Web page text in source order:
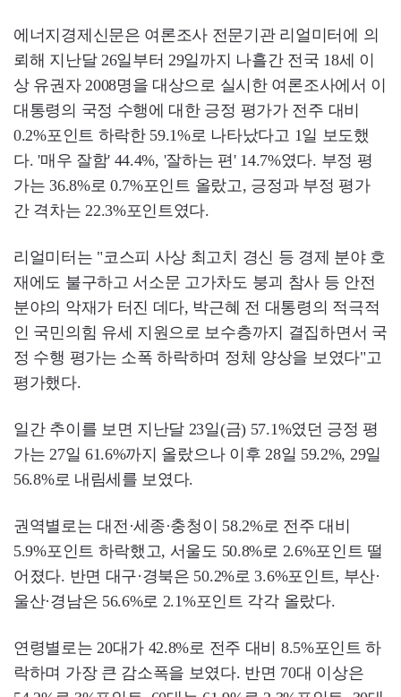
에너지경제신문은 여론조사 전문기관 리얼미터에 의
뢰해 지난달 26일부터 29일까지 나흘간 전국 18세 이
상 유권자 2008명을 대상으로 실시한 여론조사에서 이
대통령의 국정 수행에 대한 긍정 평가가 전주 대비
0.2%포인트 하락한 59.1%로 나타났다고 1일 보도했
다. '매우 잘함' 44.4%, '잘하는 편' 14.7%였다. 부정 평
가는 36.8%로 0.7%포인트 올랐고, 긍정과 부정 평가
간 격차는 22.3%포인트였다.
리얼미터는 "코스피 사상 최고치 경신 등 경제 분야 호
재에도 불구하고 서소문 고가차도 붕괴 참사 등 안전
분야의 악재가 터진 데다, 박근혜 전 대통령의 적극적
인 국민의힘 유세 지원으로 보수층까지 결집하면서 국
정 수행 평가는 소폭 하락하며 정체 양상을 보였다"고
평가했다.
일간 추이를 보면 지난달 23일(금) 57.1%였던 긍정 평
가는 27일 61.6%까지 올랐으나 이후 28일 59.2%, 29일
56.8%로 내림세를 보였다.
권역별로는 대전·세종·충청이 58.2%로 전주 대비
5.9%포인트 하락했고, 서울도 50.8%로 2.6%포인트 떨
어졌다. 반면 대구·경북은 50.2%로 3.6%포인트, 부산·
울산·경남은 56.6%로 2.1%포인트 각각 올랐다.
연령별로는 20대가 42.8%로 전주 대비 8.5%포인트 하
락하며 가장 큰 감소폭을 보였다. 반면 70대 이상은